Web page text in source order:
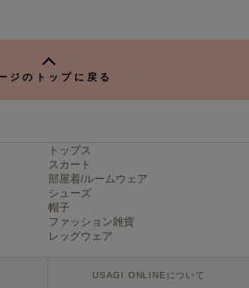
ジのトップに戻る
トップス
スカート
部屋着/ルームウェア
シューズ
帽子
ファッション雑貨
レッグウェア
USAGI ONLINEについて